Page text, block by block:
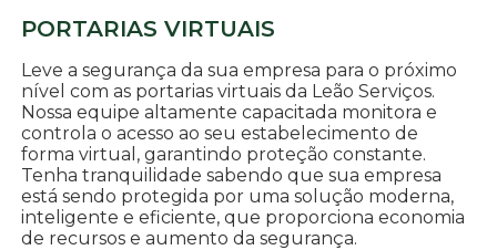
PORTARIAS VIRTUAIS
Leve a segurança da sua empresa para o próximo
nível com as portarias virtuais da Leão Serviços.
Nossa equipe altamente capacitada monitora e
controla o acesso ao seu estabelecimento de
forma virtual, garantindo proteção constante.
Tenha tranquilidade sabendo que sua empresa
está sendo protegida por uma solução moderna,
inteligente e eficiente, que proporciona economia
de recursos e aumento da segurança.